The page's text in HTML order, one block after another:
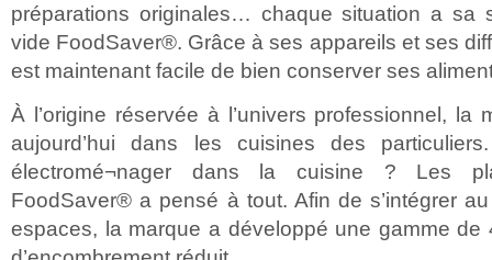
préparations originales… chaque situation a sa
vide FoodSaver®. Grâce à ses appareils et ses
est maintenant facile de bien conserver ses
À l’origine réservée à l’univers professionnel, la
aujourd’hui dans les cuisines des
électromé¬nager dans la cuisine ? Les
FoodSaver® a pensé à tout. Afin de s’intégrer
espaces, la marque a développé une gamme de